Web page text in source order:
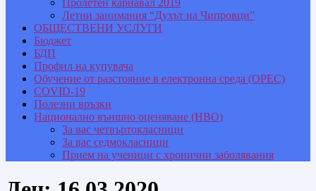
Летни занимания “Духът на Чипровци”
ОБЩЕСТВЕНИ УСЛУГИ
Бюджет
БДП
Профил на купувача
Обучение от разстояние в електронна среда (ОРЕС)
COVID-19
Полезни връзки
Национално външно оценяване (НВО)
За вас четвъртокласници
За вас седмокласници
Прием на ученици с хронични заболявания